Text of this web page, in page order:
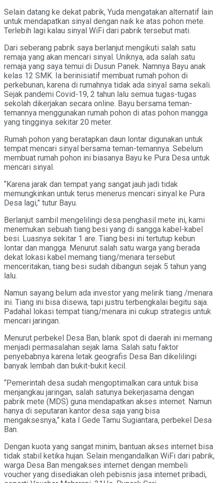
Selain datang ke dekat pabrik, Yuda mengatakan alternatif lain
untuk mendapatkan sinyal dengan naik ke atas pohon mete.
Terlebih lagi kalau sinyal WiFi dari pabrik tersebut mati.
Dari seberang pabrik saya berlanjut mengikuti salah satu
remaja yang akan mencari sinyal. Uniknya, ada salah satu
remaja yang saya temui di Dusun Panek. Namnya Bayu anak
kelas 12 SMK. Ia berinisiatif membuat rumah pohon di
perkebunan, karena di rumahnya tidak ada sinyal sama sekali.
Sejak pandemi Covid-19, 2 tahun lalu semua tugas-tugas
sekolah dikerjakan secara online. Bayu bersama teman-
temannya menggunakan rumah pohon di atas pohon mangga
yang tingginya sekitar 20 meter.
Rumah pohon yang beratapkan daun lontar digunakan untuk
tempat mencari sinyal bersama teman-temannya. Sebelum
membuat rumah pohon ini biasanya Bayu ke Pura Desa untuk
mencari sinyal.
“Karena jarak dan tempat yang sangat jauh jadi tidak
memungkinkan untuk terus menerus mencari sinyal ke Pura
Desa lagi,” tutur Bayu.
Berlanjut sambil mengelilingi desa penghasil mete ini, kami
menemukan sebuah tiang besi yang di sangga kabel-kabel
besi. Luasnya sekitar 1 are. Tiang besi ini tertutup kebun
lontar dan mangga. Menurut salah satu warga yang berada
dekat lokasi kabel memang tiang/menara tersebut
menceritakan, tiang besi sudah dibangun sejak 5 tahun yang
lalu.
Namun sayang belum ada investor yang melirik tiang /menara
ini. Tiang ini bisa disewa, tapi justru terbengkalai begitu saja.
Padahal lokasi tempat tiang/menara ini cukup strategis untuk
mencari jaringan.
Menurut perbekel Desa Ban, blank spot di daerah ini memang
menjadi permasalahan sejak lama. Salah satu faktor
penyebabnya karena letak geografis Desa Ban dikelilingi
banyak lembah dan bukit-bukit kecil.
“Pemerintah desa sudah mengoptimalkan cara untuk bisa
menjangkau jaringan, salah satunya bekerjasama dengan
pabrik mete (MDS) guna mendapatkan akses internet. Namun
hanya di seputaran kantor desa saja yang bisa
mengaksesnya,” kata I Gede Tamu Sugiantara, perbekel Desa
Ban.
Dengan kuota yang sangat minim, bantuan akses internet bisa
tidak stabil ketika hujan. Selain mengandalkan WiFi dari pabrik,
warga Desa Ban mengakses internet dengan membeli
voucher yang disediakan oleh pebisnis jasa internet pribadi,